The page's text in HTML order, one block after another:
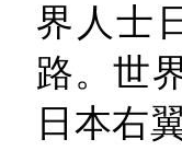
界人士
路。世
日本右